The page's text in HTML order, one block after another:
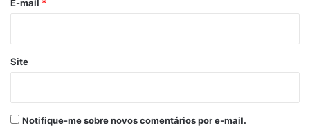
E-mail *
Site
Notifique-me sobre novos comentários por e-mail.